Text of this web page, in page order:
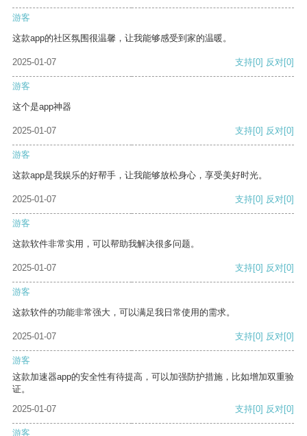
游客
这款app的社区氛围很温馨，让我能够感受到家的温暖。
2025-01-07 支持[0] 反对[0]
游客
这个是app神器
2025-01-07 支持[0] 反对[0]
游客
这款app是我娱乐的好帮手，让我能够放松身心，享受美好时光。
2025-01-07 支持[0] 反对[0]
游客
这款软件非常实用，可以帮助我解决很多问题。
2025-01-07 支持[0] 反对[0]
游客
这款软件的功能非常强大，可以满足我日常使用的需求。
2025-01-07 支持[0] 反对[0]
游客
这款加速器app的安全性有待提高，可以加强防护措施，比如增加双重验
证。
2025-01-07
支持[0] 反对[0]
游客